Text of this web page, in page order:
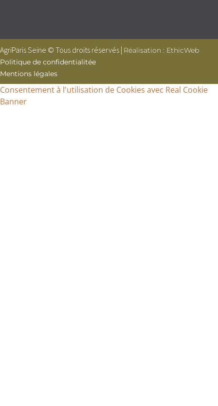
AgriParis Seine © Tous droits réservés | Réalisation : EthicWeb
Mentions légales
Politique de confidentialitée
Consentement à l'utilisation de Cookies avec Real Cookie
Banner